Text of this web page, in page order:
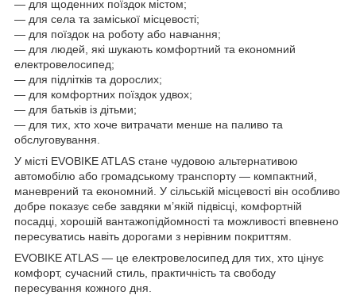
— для щоденних поїздок містом;
— для села та заміської місцевості;
— для поїздок на роботу або навчання;
— для людей, які шукають комфортний та економний
електровелосипед;
— для підлітків та дорослих;
— для комфортних поїздок удвох;
— для батьків із дітьми;
— для тих, хто хоче витрачати менше на паливо та
обслуговування.
У місті EVOBIKE ATLAS стане чудовою альтернативою
автомобілю або громадському транспорту — компактний,
маневрений та економний. У сільській місцевості він особливо
добре показує себе завдяки м’якій підвісці, комфортній
посадці, хорошій вантажопідйомності та можливості впевнено
пересуватись навіть дорогами з нерівним покриттям.
EVOBIKE ATLAS — це електровелосипед для тих, хто цінує
комфорт, сучасний стиль, практичність та свободу
пересування кожного дня.